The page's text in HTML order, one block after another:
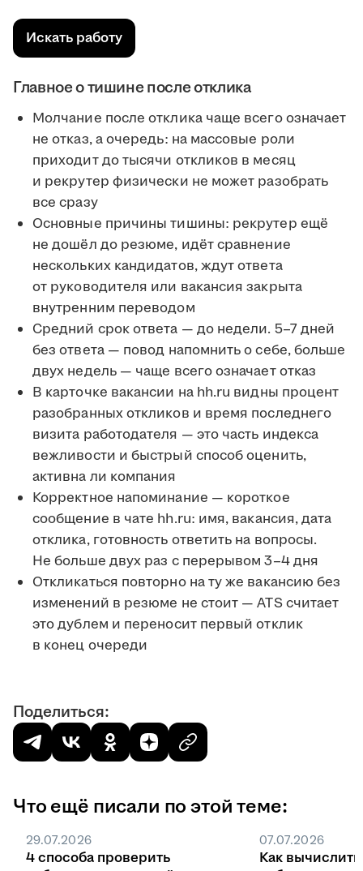
Искать работу
Главное о тишине после отклика
Молчание после отклика чаще всего означает
не отказ, а очередь: на массовые роли
приходит до тысячи откликов в месяц
и рекрутер физически не может разобрать
все сразу
Основные причины тишины: рекрутер ещё
не дошёл до резюме, идёт сравнение
нескольких кандидатов, ждут ответа
от руководителя или вакансия закрыта
внутренним переводом
Средний срок ответа — до недели. 5–7 дней
без ответа — повод напомнить о себе, больше
двух недель — чаще всего означает отказ
В карточке вакансии на hh.ru видны процент
разобранных откликов и время последнего
визита работодателя — это часть индекса
вежливости и быстрый способ оценить,
активна ли компания
Корректное напоминание — короткое
сообщение в чате hh.ru: имя, вакансия, дата
отклика, готовность ответить на вопросы.
Не больше двух раз с перерывом 3–4 дня
Откликаться повторно на ту же вакансию без
изменений в резюме не стоит — ATS считает
это дублем и переносит первый отклик
в конец очереди
Поделиться:
Что ещё писали по этой теме:
29.07.2026
4 способа проверить
07.07.2026
Как вычислить